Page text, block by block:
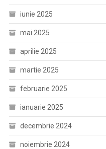
iunie 2025
mai 2025
aprilie 2025
martie 2025
februarie 2025
ianuarie 2025
decembrie 2024
noiembrie 2024